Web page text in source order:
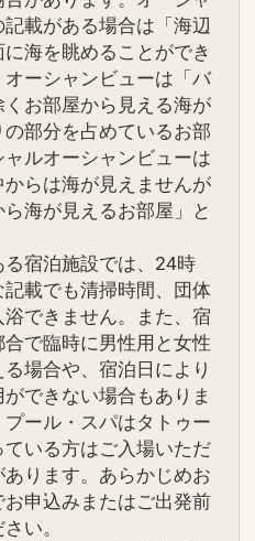
記載がある場合は「海辺
海を眺めることができ
オーシャンビューは「バ
くお部屋から見える海が
部分を占めているお部
ルオーシャンビューは
からは海が見えませんが
海が見えるお部屋」と
る宿泊施設では、24時
記載でも清掃時間、団体
できません。また、宿
で臨時に男性用と女性
場合や、宿泊日により
できない場合もありま
ール・スパはタトゥー
いる方はご入場いただ
ります。あらかじめお
申込みまたはご出発前
い。